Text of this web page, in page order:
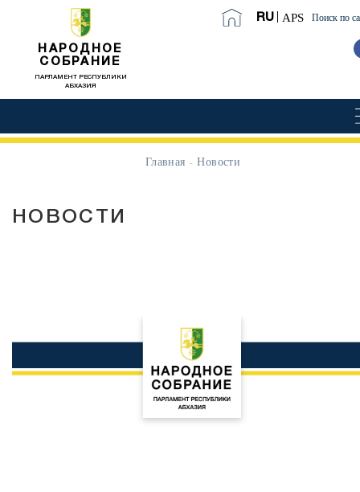
НАРОДНОЕ
СОБРАНИЕ
ПАРЛАМЕНТ РЕСПУБЛИКИ
АБХАЗИЯ
RU APS Поиск по
Главная Новости
НОВОСТИ